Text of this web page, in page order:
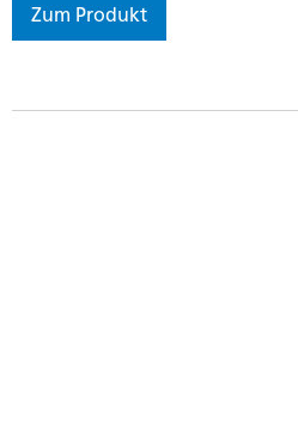
Similasan Trockene Augen (N)
Zum Produkt